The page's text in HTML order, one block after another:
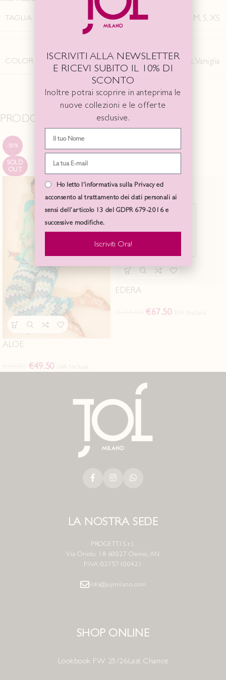
TAGLIA
M, S, XS
COLORE Acqua, Black,Vaniglia
PRODOTTI CORRELATI
-50%
SOLD
OUT
ALOE
€49.50
EDERA
€67.50
LA NOSTRA SEDE
PROGETTI S.r.l.
Via Oriolo, 18 60027 Osimo, AN
P.IVA 02757100421
info@jojmilano.com
SHOP ONLINE
Lookbook FW 25/26Last Chance
ISCRIVITI ALLA NEWSLETTER
E RICEVI SUBITO IL 10% DI
SCONTO
Inoltre potrai scoprire in anteprima le
nuove collezioni e le offerte
esclusive.
Ho letto l'informativa sulla Privacy ed
acconsento al trattamento dei dati personali ai
sensi dell’articolo 13 del GDPR 679-2016 e
successive modifiche.
Iscriviti Ora!